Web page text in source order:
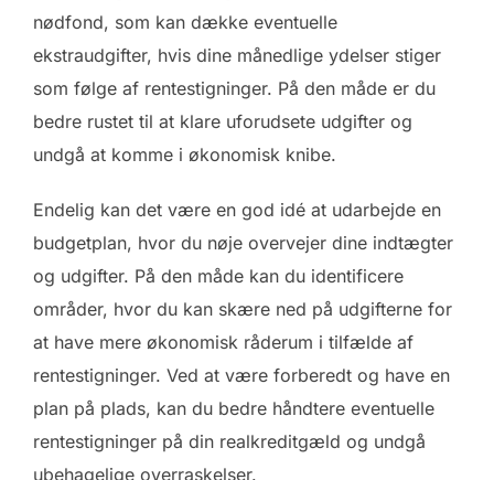
nødfond, som kan dække eventuelle
ekstraudgifter, hvis dine månedlige ydelser stiger
som følge af rentestigninger. På den måde er du
bedre rustet til at klare uforudsete udgifter og
undgå at komme i økonomisk knibe.
Endelig kan det være en god idé at udarbejde en
budgetplan, hvor du nøje overvejer dine indtægter
og udgifter. På den måde kan du identificere
områder, hvor du kan skære ned på udgifterne for
at have mere økonomisk råderum i tilfælde af
rentestigninger. Ved at være forberedt og have en
plan på plads, kan du bedre håndtere eventuelle
rentestigninger på din realkreditgæld og undgå
ubehagelige overraskelser.